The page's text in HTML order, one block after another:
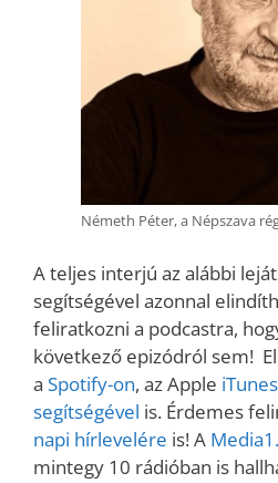
Németh Péter, a Népszava
A teljes interjú az alábbi
segítségével azonnal
feliratkozni a podcastra,
következő epizódról sem!
a Spotify-on, az Apple
segítségével is. Érdemes
napi hírlevelére is! A
mintegy 10 rádióban is